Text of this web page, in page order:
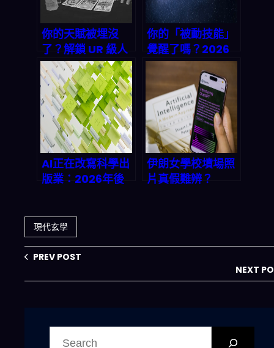
你的天賦被埋沒
了？解鎖 UR 級人
生被動技能，找到
2026年命中註定
的競爭力
你的「被動技能」
覺醒了嗎？2026
年用MBTI+八字解
碼你的命運天賦，
測出UR級稀有人
格
AI正在改寫科學出
版業：2026年後
應？
伊朗女學校墳場照
片真假難辨？
現代玄學
PREV POST
NEXT